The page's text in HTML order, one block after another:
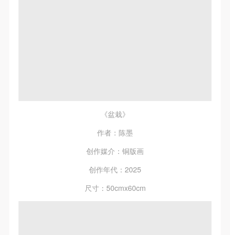
《盆栽》
作者：陈墨
创作媒介：铜版画
创作年代：2025
尺寸：50cmx60cm